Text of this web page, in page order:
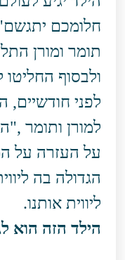
חלומכם
תומר ומורן
ולבסוף
לפני חודשיים,
למורן ותומר
על העזרה על
הגדולה בה
ליווית אותנו.
הילד הזה הוא